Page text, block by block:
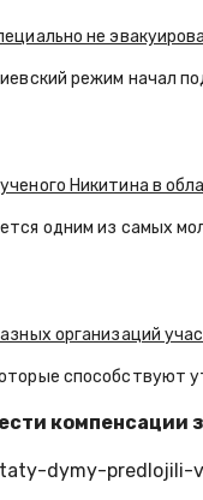
не
режим начал
Никитина в
одним из самых
организаций
способствуют
компенсации
dymy-